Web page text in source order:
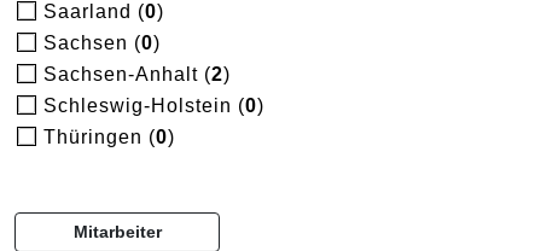
Saarland (0)
Sachsen (0)
Sachsen-Anhalt (2)
Schleswig-Holstein (0)
Thüringen (0)
Mitarbeiter